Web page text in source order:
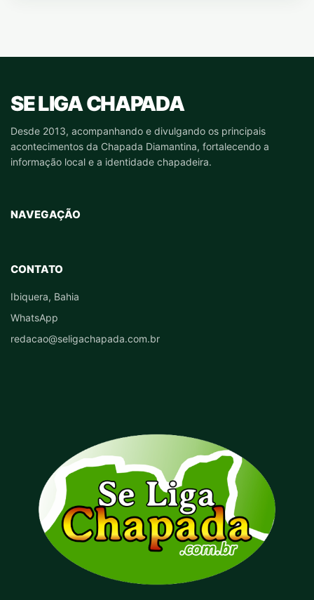
SE LIGA CHAPADA
Desde 2013, acompanhando e divulgando os principais
acontecimentos da Chapada Diamantina, fortalecendo a
informação local e a identidade chapadeira.
NAVEGAÇÃO
CONTATO
Ibiquera, Bahia
WhatsApp
redacao@seligachapada.com.br